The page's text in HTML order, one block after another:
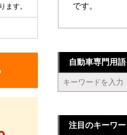
ます。
です。
自動車専門用
注目のキーワー